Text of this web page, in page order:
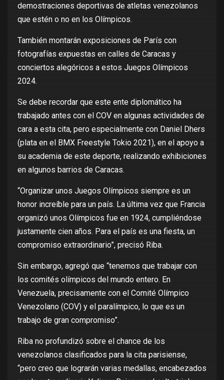
demostraciones deportivas de atletas venezolanos
que estén o no en los Olímpicos.
También montarán exposiciones de París con
fotografías expuestas en calles de Caracas y
conciertos alegóricos a estos Juegos Olímpicos
2024.
Se debe recordar que este ente diplomático ha
trabajado antes con el COV en algunas actividades de
cara a esta cita, pero especialmente con Daniel Dhers
(plata en el BMX Freestyle Tokio 2021), en el apoyo a
su academia de este deporte, realizando exhibiciones
en algunos barrios de Caracas.
“Organizar unos Juegos Olímpicos siempre es un
honor increíble para un país. La última vez que Francia
organizó unos Olímpicos fue en 1924, cumpliéndose
justamente cien años. Para el país es una fiesta, un
compromiso extraordinario”, precisó Riba.
Sin embargo, agregó que “tenemos que trabajar con
los comités olímpicos del mundo entero. En
Venezuela, precisamente con el Comité Olímpico
Venezolano (COV) y el paralímpico, lo que es un
trabajo de gran compromiso”.
Riba no profundizó sobre el chance de los
venezolanos clasificados para la cita parisiense,
“pero creo que lograrán varias medallas, encabezados